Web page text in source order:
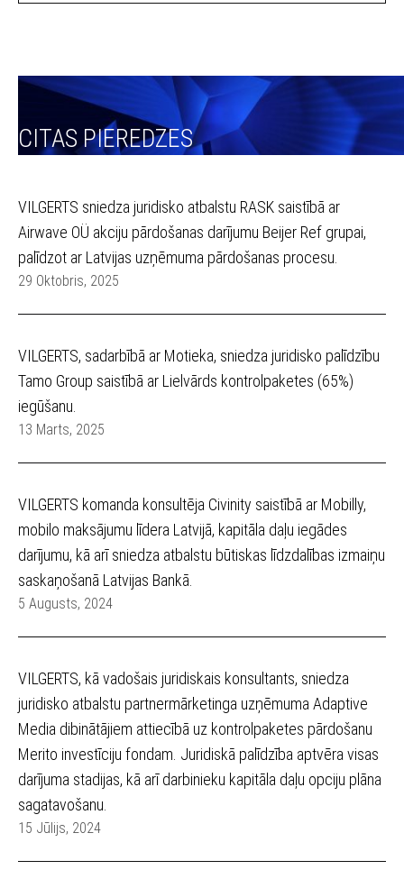
CITAS PIEREDZES
VILGERTS sniedza juridisko atbalstu RASK saistībā ar
Airwave OÜ akciju pārdošanas darījumu Beijer Ref grupai,
palīdzot ar Latvijas uzņēmuma pārdošanas procesu.
29 Oktobris, 2025
VILGERTS, sadarbībā ar Motieka, sniedza juridisko palīdzību
Tamo Group saistībā ar Lielvārds kontrolpaketes (65%)
iegūšanu.
13 Marts, 2025
VILGERTS komanda konsultēja Civinity saistībā ar Mobilly,
mobilo maksājumu līdera Latvijā, kapitāla daļu iegādes
darījumu, kā arī sniedza atbalstu būtiskas līdzdalības izmaiņu
saskaņošanā Latvijas Bankā.
5 Augusts, 2024
VILGERTS, kā vadošais juridiskais konsultants, sniedza
juridisko atbalstu partnermārketinga uzņēmuma Adaptive
Media dibinātājiem attiecībā uz kontrolpaketes pārdošanu
Merito investīciju fondam. Juridiskā palīdzība aptvēra visas
darījuma stadijas, kā arī darbinieku kapitāla daļu opciju plāna
sagatavošanu.
15 Jūlijs, 2024